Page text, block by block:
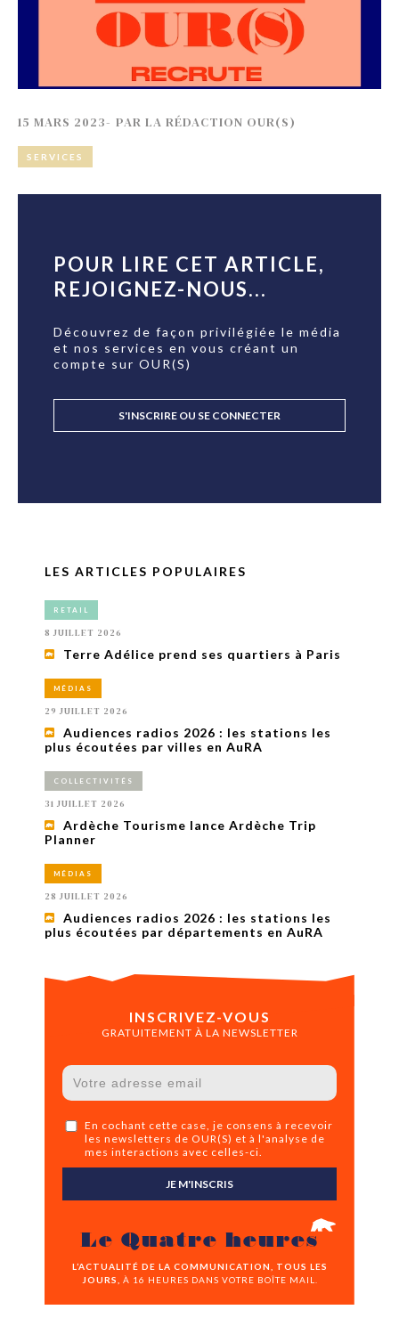
15 MARS 2023- PAR LA RÉDACTION OUR(S)
SERVICES
POUR LIRE CET ARTICLE,
REJOIGNEZ-NOUS...
Découvrez de façon privilégiée le média
et nos services en vous créant un
compte sur OUR(S)
S'INSCRIRE OU SE CONNECTER
LES ARTICLES POPULAIRES
RETAIL
8 JUILLET 2026
Terre Adélice prend ses quartiers à Paris
MÉDIAS
29 JUILLET 2026
Audiences radios 2026 : les stations les
plus écoutées par villes en AuRA
COLLECTIVITÉS
31 JUILLET 2026
Ardèche Tourisme lance Ardèche Trip
Planner
MÉDIAS
28 JUILLET 2026
Audiences radios 2026 : les stations les
plus écoutées par départements en AuRA
INSCRIVEZ-VOUS
GRATUITEMENT À LA NEWSLETTER
En cochant cette case, je consens à recevoir
les newsletters de OUR(S) et à l'analyse de
mes interactions avec celles-ci.
JE M'INSCRIS
Le Quatre heures
L’ACTUALITÉ DE LA COMMUNICATION, TOUS LES
JOURS,
À 16 HEURES DANS VOTRE BOÎTE MAIL.